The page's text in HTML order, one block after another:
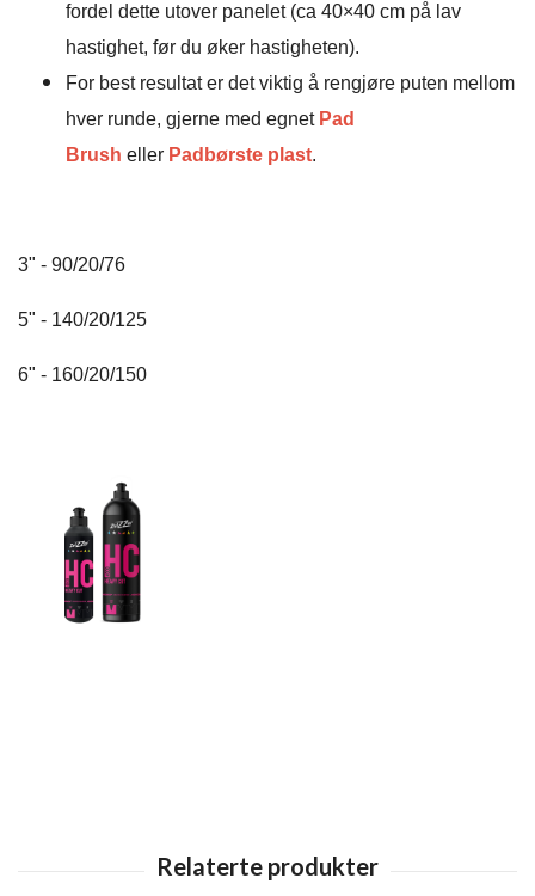
fordel dette utover panelet (ca 40×40 cm på lav
hastighet, før du øker hastigheten).
For best resultat er det viktig å rengjøre puten mellom
hver runde, gjerne med egnet Pad
Brush eller Padbørste plast.
3" - 90/20/76
5" - 140/20/125
6" - 160/20/150